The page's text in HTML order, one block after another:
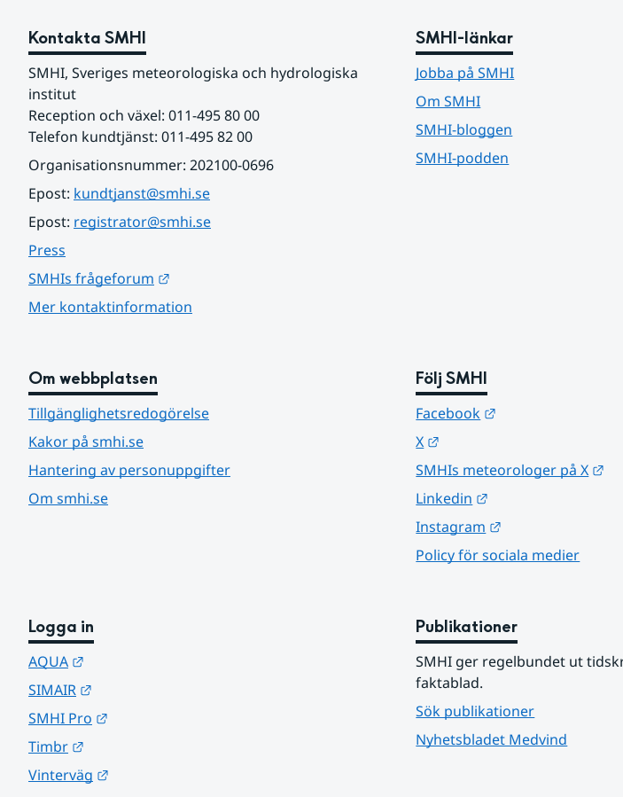
Kontakta SMHI
SMHI, Sveriges meteorologiska och hydrologiska
institut
Reception och växel: 011-495 80 00
Telefon kundtjänst: 011-495 82 00
Organisationsnummer: 202100-0696
Epost: kundtjanst@smhi.se
Epost: registrator@smhi.se
Press
SMHIs frågeforum
Mer kontaktinformation
SMHI-länkar
Jobba på SMHI
Om SMHI
SMHI-bloggen
SMHI-podden
Om webbplatsen
Tillgänglighetsredogörelse
Kakor på smhi.se
Hantering av personuppgifter
Om smhi.se
Följ SMHI
Facebook
X
SMHIs meteorologer på X
Linkedin
Instagram
Policy för sociala medier
Logga in
AQUA
SIMAIR
SMHI Pro
Timbr
Vinterväg
Publikationer
SMHI ger regelbundet ut
faktablad.
Sök publikationer
Nyhetsbladet Medvind